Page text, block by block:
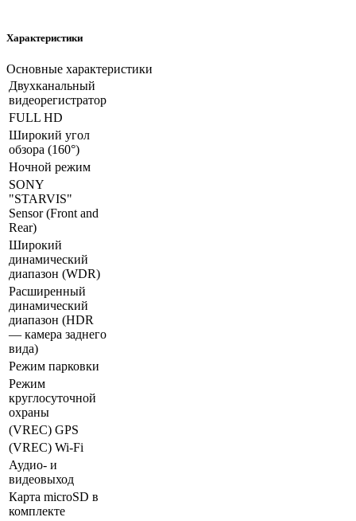
Характеристики
Основные характеристики
Двухканальный
видеорегистратор
FULL HD
Широкий угол
обзора (160°)
Ночной режим
SONY
"STARVIS"
Sensor (Front and
Rear)
Широкий
динамический
диапазон (WDR)
Расширенный
динамический
диапазон (HDR
— камера заднего
вида)
Режим парковки
Режим
круглосуточной
охраны
(VREC) GPS
(VREC) Wi-Fi
Аудио- и
видеовыход
Карта microSD в
комплекте